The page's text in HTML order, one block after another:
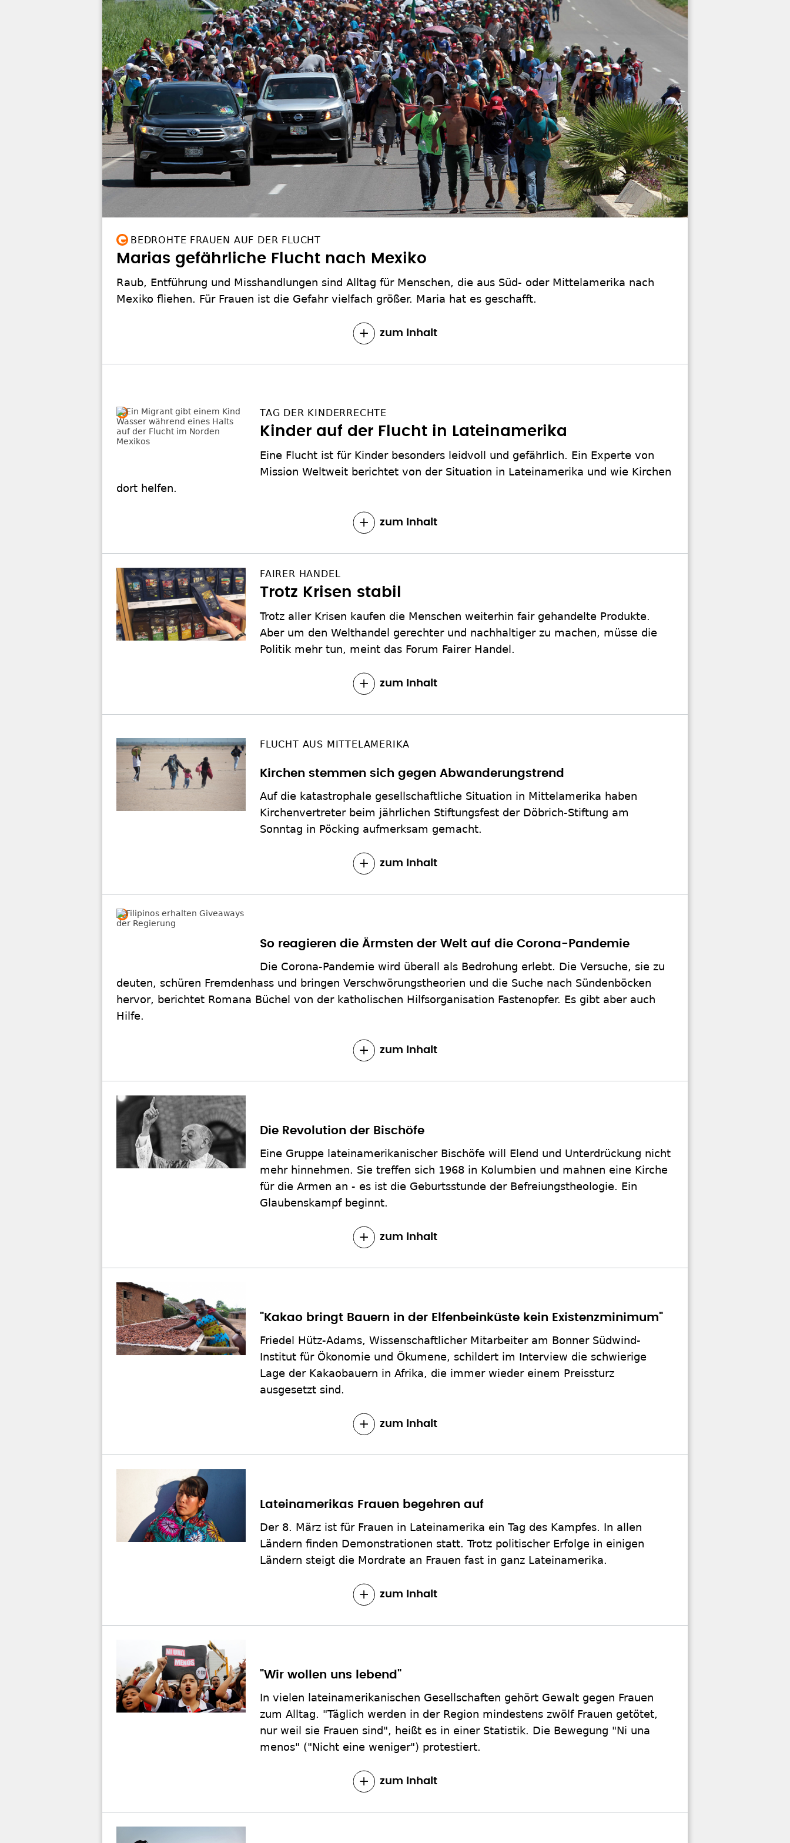
BEDROHTE FRAUEN AUF DER FLUCHT
Marias gefährliche Flucht nach Mexiko
Raub, Entführung und Misshandlungen sind Alltag für Menschen, die aus Süd- oder Mittelamerika nach
Mexiko fliehen. Für Frauen ist die Gefahr vielfach größer. Maria hat es geschafft.
zum Inhalt
TAG DER KINDERRECHTE
Kinder auf der Flucht in Lateinamerika
Eine Flucht ist für Kinder besonders leidvoll und gefährlich. Ein Experte von
Mission Weltweit berichtet von der Situation in Lateinamerika und wie Kirchen
dort helfen.
zum Inhalt
FAIRER HANDEL
Trotz Krisen stabil
Trotz aller Krisen kaufen die Menschen weiterhin fair gehandelte Produkte.
Aber um den Welthandel gerechter und nachhaltiger zu machen, müsse die
Politik mehr tun, meint das Forum Fairer Handel.
zum Inhalt
FLUCHT AUS MITTELAMERIKA
Kirchen stemmen sich gegen Abwanderungstrend
Auf die katastrophale gesellschaftliche Situation in Mittelamerika haben
Kirchenvertreter beim jährlichen Stiftungsfest der Döbrich-Stiftung am
Sonntag in Pöcking aufmerksam gemacht.
zum Inhalt
So reagieren die Ärmsten der Welt auf die Corona-Pandemie
Die Corona-Pandemie wird überall als Bedrohung erlebt. Die Versuche, sie zu
deuten, schüren Fremdenhass und bringen Verschwörungstheorien und die Suche nach Sündenböcken
hervor, berichtet Romana Büchel von der katholischen Hilfsorganisation Fastenopfer. Es gibt aber auch
Hilfe.
zum Inhalt
Die Revolution der Bischöfe
Eine Gruppe lateinamerikanischer Bischöfe will Elend und Unterdrückung nicht
mehr hinnehmen. Sie treffen sich 1968 in Kolumbien und mahnen eine Kirche
für die Armen an - es ist die Geburtsstunde der Befreiungstheologie. Ein
Glaubenskampf beginnt.
zum Inhalt
"Kakao bringt Bauern in der Elfenbeinküste kein Existenzminimum"
Friedel Hütz-Adams, Wissenschaftlicher Mitarbeiter am Bonner Südwind-
Institut für Ökonomie und Ökumene, schildert im Interview die schwierige
Lage der Kakaobauern in Afrika, die immer wieder einem Preissturz
ausgesetzt sind.
zum Inhalt
Lateinamerikas Frauen begehren auf
Der 8. März ist für Frauen in Lateinamerika ein Tag des Kampfes. In allen
Ländern finden Demonstrationen statt. Trotz politischer Erfolge in einigen
Ländern steigt die Mordrate an Frauen fast in ganz Lateinamerika.
zum Inhalt
"Wir wollen uns lebend"
In vielen lateinamerikanischen Gesellschaften gehört Gewalt gegen Frauen
zum Alltag. "Täglich werden in der Region mindestens zwölf Frauen getötet,
nur weil sie Frauen sind", heißt es in einer Statistik. Die Bewegung "Ni una
menos" ("Nicht eine weniger") protestiert.
zum Inhalt